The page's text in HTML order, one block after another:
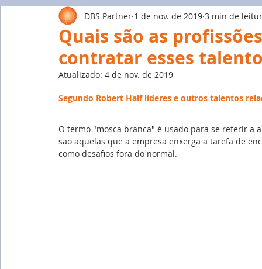
FGTS Mercado de Trabalho
Emprego Avaliação de Desempenho
Outsourcing English Português
Quais são as
contratar esses
DBS Partner 1 de nov. de 2019 3 min de
Atualizado: 4 de nov. de 2019
Segundo Robert Half líderes e outros talentos
O termo "mosca branca" é usado para se referir a
são aquelas que a empresa enxerga a tarefa de
como desafios fora do normal.